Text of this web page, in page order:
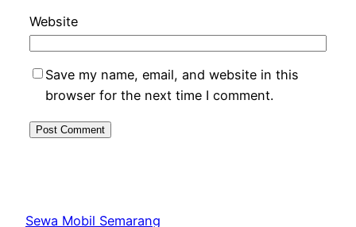
Website
Save my name, email, and website in this
browser for the next time I comment.
Sewa Mobil Semarang